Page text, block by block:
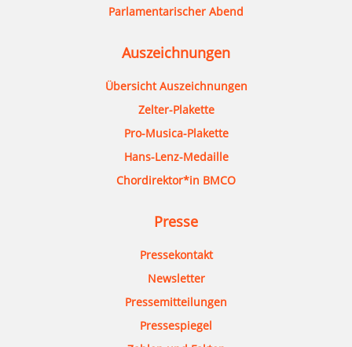
Parlamentarischer Abend
Auszeichnungen
Übersicht Auszeichnungen
Zelter-Plakette
Pro-Musica-Plakette
Hans-Lenz-Medaille
Chordirektor*in BMCO
Presse
Pressekontakt
Newsletter
Pressemitteilungen
Pressespiegel